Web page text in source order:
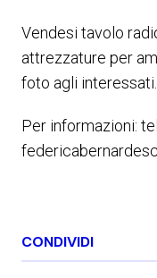
Vendesi tavolo
attrezzature per
foto agli interessati.
Per informazioni:
CONDIVIDI